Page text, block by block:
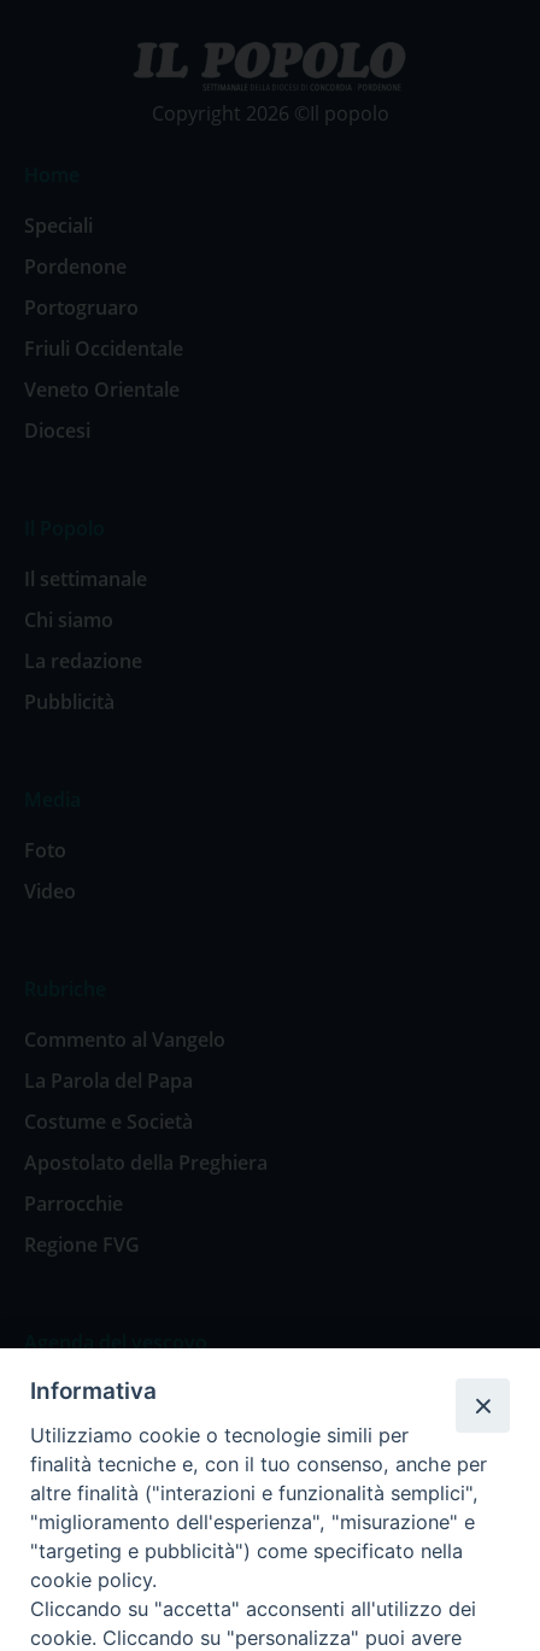
Copyright 2026 ©Il popolo
Speciali
Pordenone
Portogruaro
Friuli Occidentale
Veneto Orientale
Diocesi
Il settimanale
Chi siamo
La redazione
Pubblicità
Foto
Video
Commento al Vangelo
La Parola del Papa
Costume e Società
Apostolato della Preghiera
Parrocchie
Regione FVG
Agenda del vescovo
Agenda del vescovo
Privacy Policy Trasparenza
Termini e Condizioni
Informativa
Utilizziamo cookie o tecnologie simili per
finalità tecniche e, con il tuo consenso, anche per
altre finalità ("interazioni e funzionalità semplici",
"miglioramento dell'esperienza", "misurazione" e
"targeting e pubblicità") come specificato nella
cookie policy.
Cliccando su "accetta" acconsenti all'utilizzo dei
cookie. Cliccando su "personalizza" puoi avere